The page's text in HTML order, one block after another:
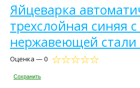
Яйцеварка
трехслойная синяя
нержавеющей стали
Оценка — 0
Сохранить